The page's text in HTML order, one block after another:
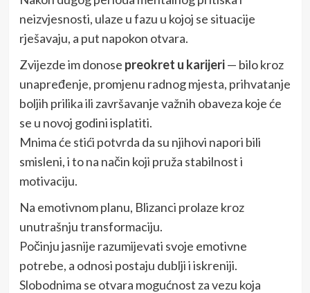
neizvjesnosti, ulaze u fazu u kojoj se situacije
rješavaju, a put napokon otvara.
Zvijezde im donose preokret u karijeri— bilo kroz
unapređenje, promjenu radnog mjesta, prihvatanje
boljih prilika ili završavanje važnih obaveza koje će
se u novoj godini isplatiti.
Mnima će stići potvrda da su njihovi napori bili
smisleni, i to na način koji pruža stabilnost i
motivaciju.
Na emotivnom planu, Blizanci prolaze kroz
unutrašnju transformaciju.
Počinju jasnije razumijevati svoje emotivne
potrebe, a odnosi postaju dublji i iskreniji.
Slobodnima se otvara mogućnost za vezu koja